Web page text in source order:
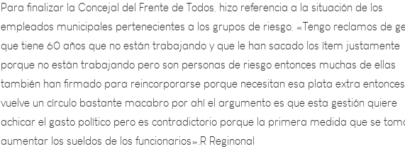
que tiene 60 años que no están trabajando y que le han sacado los ítem justamente
porque no están trabajando pero son personas de riesgo entonces muchas de ellas
también han firmado para reincorporarse porque necesitan esa plata extra entonces se
vuelve un círculo bastante macabro por ahí el argumento es que esta gestión quiere
achicar el gasto político pero es contradictorio porque la primera medida que se
aumentar los sueldos de los funcionarios».R Reginonal